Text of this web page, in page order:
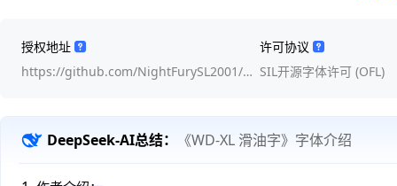
授权地址
https://github.com/NightFurySL2001/…
许可协议
SIL开源字体许可 (OFL)
DeepSeek-AI总结： 《WD-XL 滑油字》字体介绍